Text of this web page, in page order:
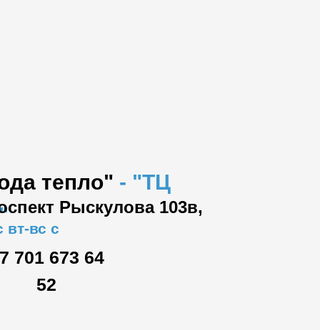
тепло" - "ТЦ
Рыскулова 103в,
вс с
701 673 64
52